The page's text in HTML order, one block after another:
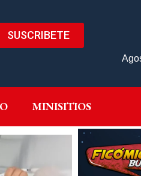
SUSCRIBETE
MINISITIOS
ARCHIVO MINISITIOS